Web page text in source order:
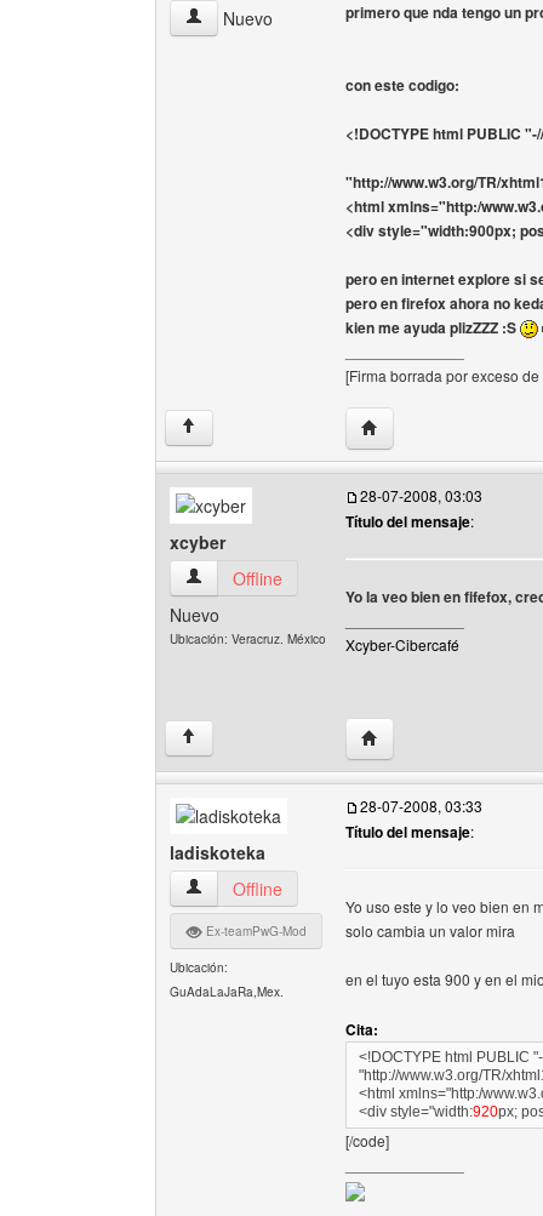
therankeo Ver perfil del usuario
Nuevo
primero que nda tengo un
con este codigo:
<!DOCTYPE html PUBLIC
"http://www.w3.org/TR/
<html xmlns="http:/
<div style="width:900px;
pero en internet explore si
pero en firefox ahora no
kien me ayuda plizZZZ :S
[Firma borrada por exceso
↑ Visitar sitio web del
xcyber
xcyber Ver perfil del usuario
Offline
Nuevo
Ubicación: Veracruz. México
28-07-2008, 03:03
Título del mensaje:
Yo la veo bien en fifefox,
Xcyber-Cibercafé
↑ Visitar sitio web del
ladiskoteka
ladiskoteka Ver perfil del usuario
Offline
Ex-teamPwG-Mod
Ubicación:
GuAdaLaJaRa,Mex.
28-07-2008, 03:33
Título del mensaje:
Yo uso este y lo veo bien en
solo cambia un valor mira
en el tuyo esta 900 y en el
Cita:
<!DOCTYPE html PUBLIC
"http://www.w3.org/TR/
<html xmlns="http:/
<div style="width:920px;
[/code]